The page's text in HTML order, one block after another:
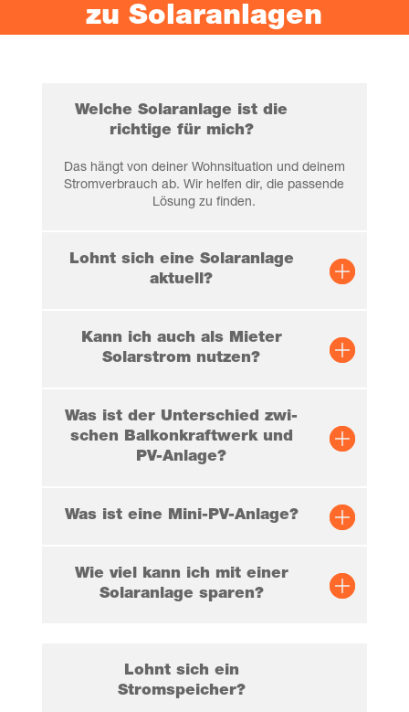
zu Solaranlagen
Wel­che Solar­an­la­ge ist die
rich­ti­ge für mich?
Das hängt von dei­ner Wohn­si­tua­ti­on und dei­nem
Strom­ver­brauch ab. Wir hel­fen dir, die pas­sen­de
Lösung zu finden.
Lohnt sich eine Solar­an­la­ge
aktuell?
Kann ich auch als Mie­ter
Solar­strom nutzen?
Was ist der Unter­schied zwi­
schen Bal­kon­kraft­werk und
PV-Anlage?
Was ist eine Mini-PV-Anlage?
Wie viel kann ich mit einer
Solar­an­la­ge sparen?
Lohnt sich ein
Stromspeicher?